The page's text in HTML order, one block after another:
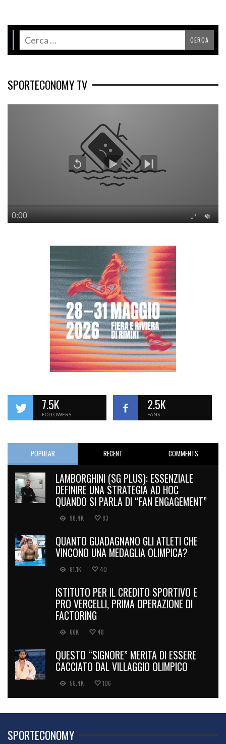
SPORTECONOMY TV
7.5K
FOLLOWERS
2.5K
FANS
POPULAR RECENT COMMENTS
LAMBORGHINI (SG PLUS): ESSENZIALE
DEFINIRE UNA STRATEGIA AD HOC
QUANDO SI PARLA DI “FAN ENGAGEMENT”
98.4K 83
QUANTO GUADAGNANO GLI ATLETI CHE
VINCONO UNA MEDAGLIA OLIMPICA?
81.1K 40
ISTITUTO PER IL CREDITO SPORTIVO E
PRO VERCELLI, PRIMA OPERAZIONE DI
FACTORING
66K 48
QUESTO “SIGNORE” MERITA DI ESSERE
CACCIATO DAL VILLAGGIO OLIMPICO
56.4K 106
SPORTECONOMY